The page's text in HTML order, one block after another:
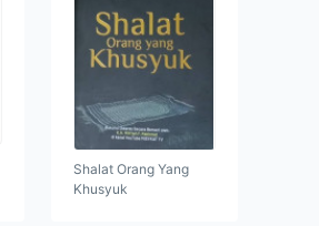
Shalat Orang Yang
Khusyuk